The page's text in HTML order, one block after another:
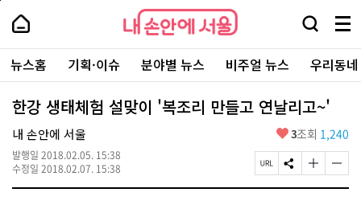
본
로
가
내
손
안
에
서
울
-
서
울
시
대
표
소
내
손
에
울
검
창
열
기
메
뉴
전
체
보
주
요
서
뉴스홈 기획·이슈 분야별 뉴스 비주얼 뉴스 우리동
한강 생태체험 설맞이 '복조리 만들고 연날리고~'
내 손안에 서울
발행일 2018.02.05. 15:38
수정일 2018.02.07. 15:38
좋
요
3조회 1,240
페
이
S
N
글
자
글
자
페
상
단
로